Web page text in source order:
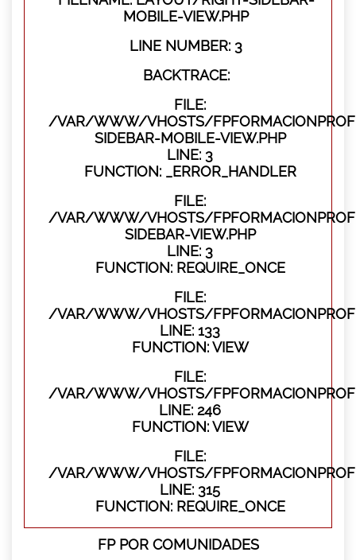
MOBILE-VIEW.PHP
LINE NUMBER: 3
BACKTRACE:
FILE:
/VAR/WWW/VHOSTS/
SIDEBAR-MOBILE-VIEW.PHP
LINE: 3
FUNCTION: _ERROR_HANDLER
FILE:
/VAR/WWW/VHOSTS/
SIDEBAR-VIEW.PHP
LINE: 3
FUNCTION: REQUIRE_ONCE
FILE:
/VAR/WWW/VHOSTS/
LINE: 133
FUNCTION: VIEW
FILE:
/VAR/WWW/VHOSTS/
LINE: 246
FUNCTION: VIEW
FILE:
/VAR/WWW/VHOSTS/
LINE: 315
FUNCTION: REQUIRE_ONCE
FP POR COMUNIDADES